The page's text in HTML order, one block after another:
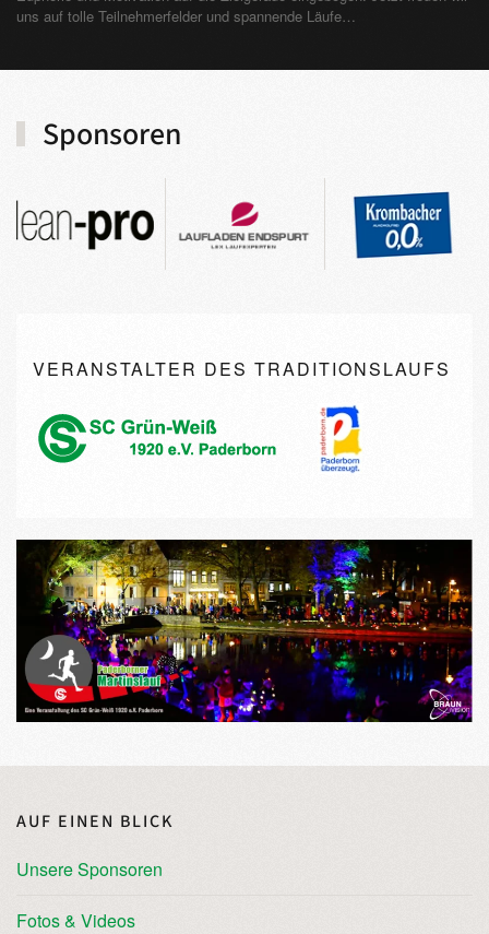
uns auf tolle Teilnehmerfelder und spannende Läufe…
Sponsoren
VERANSTALTER DES TRADITIONSLAUFS
AUF EINEN BLICK
Unsere Sponsoren
Fotos & Videos